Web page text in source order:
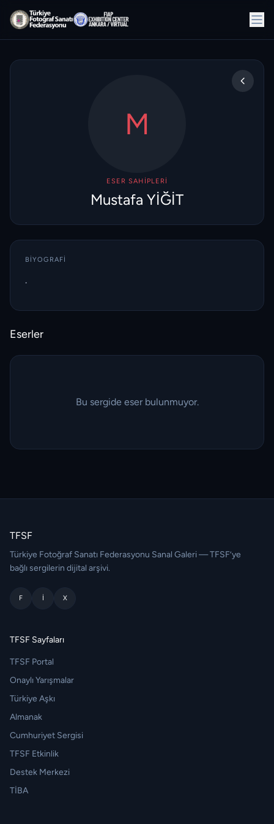
M
ESER SAHIPLERI
Mustafa YİĞİT
BIYOGRAFI
.
Eserler
Bu sergide eser bulunmuyor.
TFSF
Türkiye Fotoğraf Sanatı Federasyonu Sanal Galeri — TFSF’ye
bağlı sergilerin dijital arşivi.
F I X
TFSF Sayfaları
TFSF Portal
Onaylı Yarışmalar
Türkiye Aşkı
Almanak
Cumhuriyet Sergisi
TFSF Etkinlik
Destek Merkezi
TİBA